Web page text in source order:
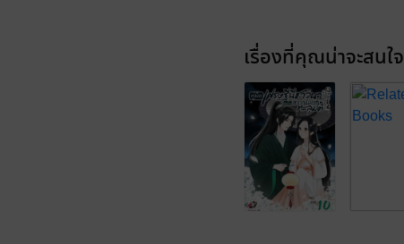
เรื่องที่คุณน่าจะสนใจ